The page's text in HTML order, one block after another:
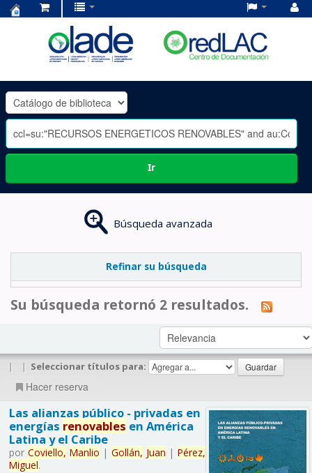
OLADE
-
Ir
Búsqueda avanzada
Refinar su búsqueda
Su búsqueda retornó 2 resultados.
| | Seleccionar títulos para:
Hacer reserva
Las alianzas público - privadas en
energías renovables en América
Latina y el Caribe
por Coviello, Manlio | Gollán, Juan | Pérez,
Miguel.